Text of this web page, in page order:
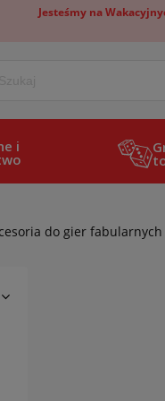
Jesteśmy na
i
do gier fabularnych